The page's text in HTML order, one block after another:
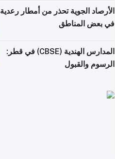
الأرصاد الجوية تحذر من أمطار رعدية
في بعض المناطق
المدارس الهندية (CBSE) في قطر:
الرسوم والقبول